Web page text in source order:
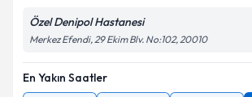
kapsamda işlenmesini kabul
Özel Denipol Hastanesi
Merkez Efendi, 29 Ekim Blv. No:102, 20010
En Yakın Saatler